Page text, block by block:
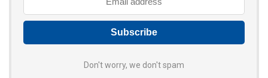
Don't worry, we don't spam